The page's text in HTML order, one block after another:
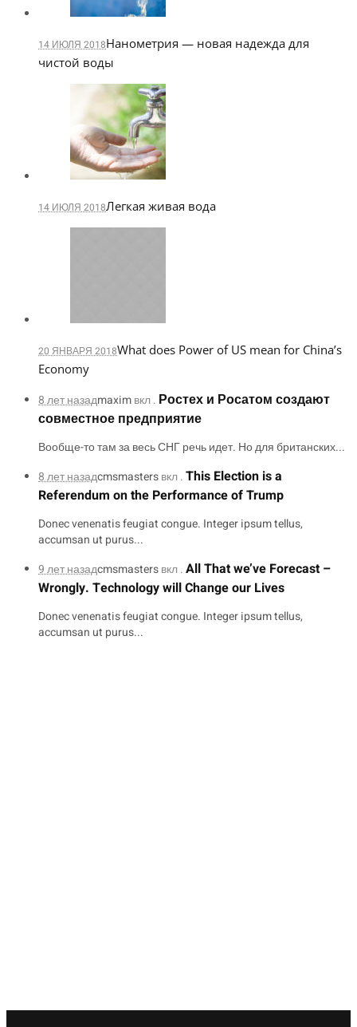
14 ИЮЛЯ 2018Нанометрия — новая надежда для
чистой воды
14 ИЮЛЯ 2018Легкая живая вода
20 ЯНВАРЯ 2018What does Power of US mean for China’s
Economy
8 лет назадmaximвкл . Ростех и Росатом создают
совместное предприятие
Вообще-то там за весь СНГ речь идет. Но для британских...
8 лет назадcmsmastersвкл .This Election is a
Referendum on the Performance of Trump
Donec venenatis feugiat congue. Integer ipsum tellus,
accumsan ut purus...
9 лет назадcmsmastersвкл .All That we’ve Forecast –
Wrongly. Technology will Change our Lives
Donec venenatis feugiat congue. Integer ipsum tellus,
accumsan ut purus...